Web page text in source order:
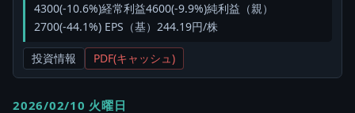
4300(-10.6%)経常利益4600(-9.9%)純利益（親）
2700(-44.1%) EPS（基）244.19円/株
投資情報 PDF(キャッシュ)
2026/02/10 火曜日